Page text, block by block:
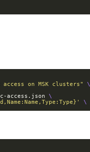
on MSK clusters"
access.json